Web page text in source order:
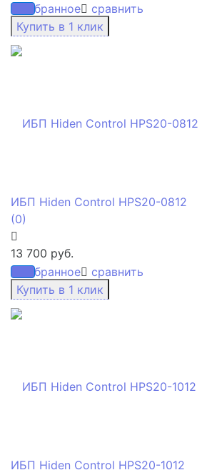
избранное сравнить
избранное сравнить
ИБП Hiden Control HPS20-0812
(0)
13 700 руб.
ИБП Hiden Control HPS20-1012